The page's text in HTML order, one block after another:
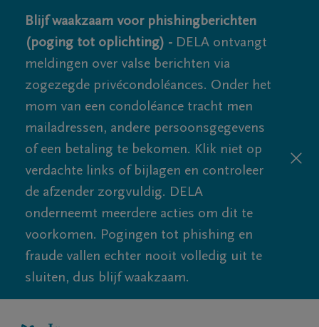
Blijf waakzaam voor phishingberichten
(poging tot oplichting) - DELA ontvangt
meldingen over valse berichten via
zogezegde privécondoléances. Onder het
mom van een condoléance tracht men
mailadressen, andere persoonsgegevens
of een betaling te bekomen. Klik niet op
verdachte links of bijlagen en controleer
de afzender zorgvuldig. DELA
onderneemt meerdere acties om dit te
voorkomen. Pogingen tot phishing en
fraude vallen echter nooit volledig uit te
sluiten, dus blijf waakzaam.